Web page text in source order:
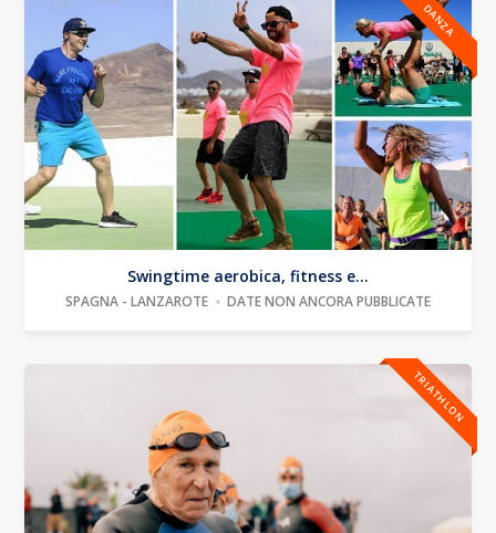
DANZA
Swingtime aerobica, fitness e...
SPAGNA - LANZAROTE DATE NON ANCORA PUBBLICATE
TRIATHLON